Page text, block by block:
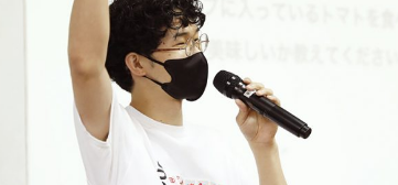
鹿島アントラーズ
Ads
メルカリ
メルペイ
メルコイン
エンジニアリング
エンジニアリング
コーポレートエンジニアリング
セキュリティエンジニアリング